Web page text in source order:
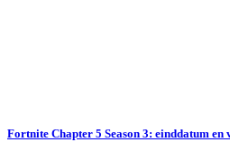
Fortnite Chapter 5 Season 3: einddatum